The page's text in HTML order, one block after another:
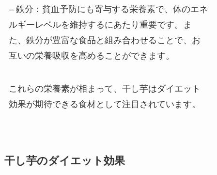
– 鉄分：貧血予防にも寄与する栄養素で、体のエネ
ルギーレベルを維持するにあたり重要です。ま
た、鉄分が豊富な食品と組み合わせることで、お
互いの栄養吸収を高めることができます。
これらの栄養素が相まって、干し芋はダイエット
効果が期待できる食材として注目されています。
干し芋のダイエット効果